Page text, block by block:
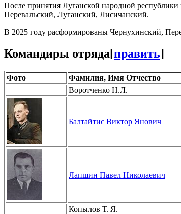
После принятия Луганской народной
Перевальский, Луганский, Лисичанский.
В 2025 году расформированы Чернухинский,
Командиры отряда[править]
Фото Фамилия, Имя Отчество
Воротченко Н.Л.
Балтайтис Виктор Янович
Лапшин Павел Николаевич
Копылов Т. Я.